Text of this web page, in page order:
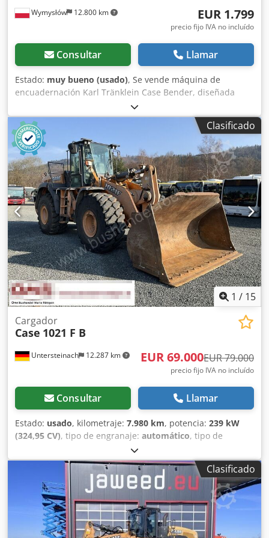
Wymysłów 12.800 km EUR 1.799
precio fijo IVA no incluído
Consultar Llamar
Estado: muy bueno (usado), Se vende máquina de
encuadernación Karl Tränklein Case Bender, diseñada
para dar forma y curvar los lomos de las cubiertas de
libros de tapa dura. El dispositivo proporciona a las
cubiertas el radio adecuado, lo que permite que se ajusten
perfectamente al bloque del libro. La máquina está
equipada con rodillos ajustables que permiten adaptarse
a diferentes grosores de cubiertas. Su robusta estructura
de hierro fundido garantiza una alta precisión y una larga
vida útil. Datos técnicos: Fabricante: Karl Tränklein Tipo:
Case Bender / máquina para dar forma a lomos Ancho de
trabajo: aprox. 600 mm Ajuste de la presión de los rodillos
Estructura estable de hierro fundido Accionamiento
eléctrico Mesa de trabajo Estado: usada Aplicaciones:
Csdpfx Asziwnbenzeha producción de libros de tapa dura,
encuadernaciones, imprentas, empresas de artes gráficas,
producción de álbumes, catálogos y encuadernaciones.
Clasificado
1 / 15
Untersteinach 12.287 km
Cargador
Case 1021 F B
EUR 69.000EUR 79.000
precio fijo IVA no incluído
Consultar Llamar
Estado: usado, kilometraje: 7.980 km, potencia: 239 kW
(324,95 CV), tipo de engranaje: automático, tipo de
amarillo
01/2013, Año de fabricación:2013, Equipamiento:aire
acondicionado
, = Otras opciones y equipamiento = - Aire
acondicionado Chsdpfx Anjy Hu U Aozsa - Radio - Dirección
asistida - Visera parasol = Observaciones = +++Peso: 24.000
kg Km/h+++ +++4x4+++ +++Neumáticos 26,5xR25 90%+++
+++Focos de trabajo+++ +++Amortiguadores de
Clasificado